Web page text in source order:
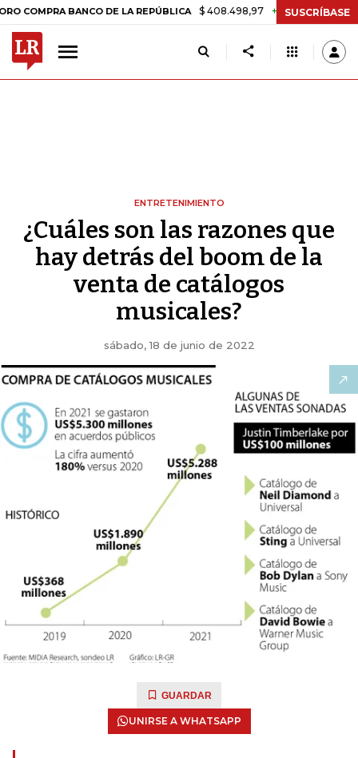
BANCO DE LA REPÚBLICA $ 408.498,97 +$ 8.753,81 +2,19%
SUSCRÍBASE
ENTRETENIMIENTO
¿Cuáles son las razones que
hay detrás del boom de la
venta de catálogos
musicales?
sábado, 18 de junio de 2022
GUARDAR
UNIRSE A WHATSAPP